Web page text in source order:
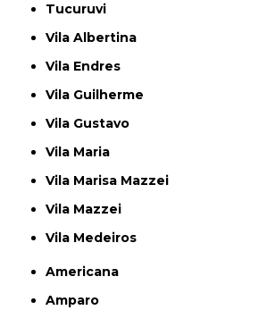
Tucuruvi
Vila Albertina
Vila Endres
Vila Guilherme
Vila Gustavo
Vila Maria
Vila Marisa Mazzei
Vila Mazzei
Vila Medeiros
Americana
Amparo